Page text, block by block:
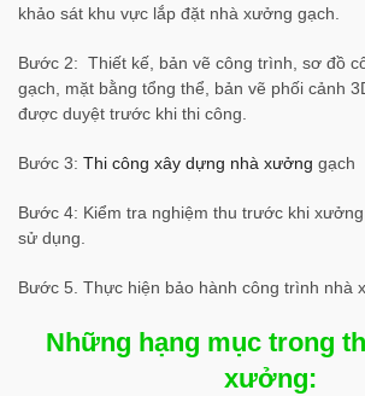
khảo sát khu vực lắp đặt nhà xưởng gạch.
Bước 2: Thiết kế, bản vẽ công trình, sơ đồ
gạch, mặt bằng tổng thể, bản vẽ phối cảnh
được duyệt trước khi thi công.
Bước 3: Thi công xây dựng nhà xưởng gạch
Bước 4: Kiểm tra nghiệm thu trước khi
sử dụng.
Bước 5. Thực hiện bảo hành công trình nhà
Những hạng mục trong
xưởng: